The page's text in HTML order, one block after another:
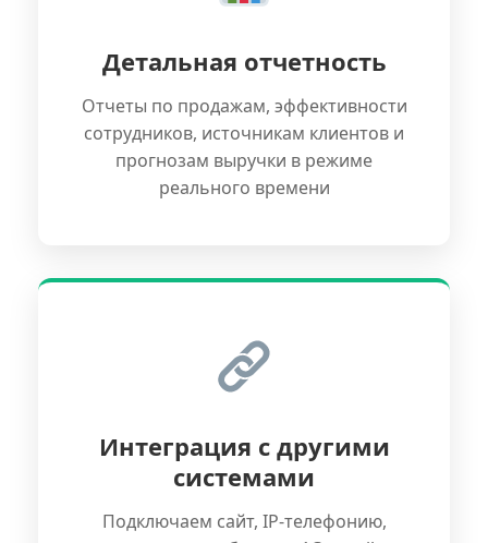
Детальная отчетность
Отчеты по продажам, эффективности
сотрудников, источникам клиентов и
прогнозам выручки в режиме
реального времени
Интеграция с другими
системами
Подключаем сайт, IP-телефонию,